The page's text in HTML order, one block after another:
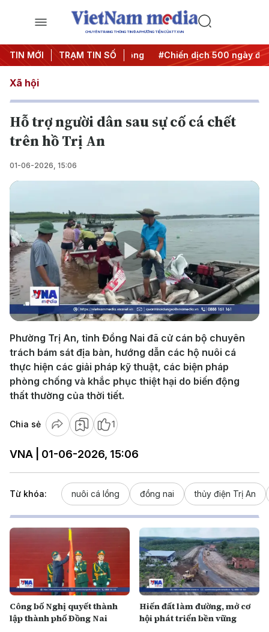
CHUYÊN TRANG THÔNG TIN ĐA PHƯƠNG TIỆN CỦA TTXVN
TIN MỚI TRẠM TIN SỐ
Nghị quyết thành hành động #Chiến dịch 500 ngày đêm
Xã hội
Hỗ trợ người dân sau sự cố cá chết
trên hồ Trị An
01-06-2026, 15:06
Play
Video
Phường Trị An, tỉnh Đồng Nai đã cử cán bộ chuyên
trách bám sát địa bàn, hướng dẫn các hộ nuôi cá
thực hiện các giải pháp kỹ thuật, các biện pháp
phòng chống và khắc phục thiệt hại do biến động
thất thường của thời tiết.
Chia sẻ 1
VNA | 01-06-2026, 15:06
Từ khóa: nuôi cá lồng đồng nai thủy điện Trị An
Công bố Nghị quyết thành
lập thành phố Đồng Nai
Hiến đất làm đường, mở cơ
hội phát triển bền vững